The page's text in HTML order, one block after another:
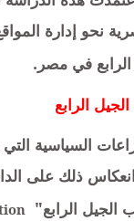
نحو إدارة
في مصر .
الرابع
السياسية التي
ذلك على
الرابع"